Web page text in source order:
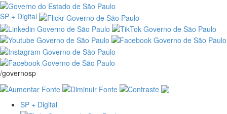
SP + Digital
/governosp
SP + Digital